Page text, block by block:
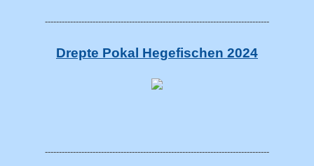
--------------------------------------------------------------------------------
Drepte Pokal Hegefischen 2024
--------------------------------------------------------------------------------